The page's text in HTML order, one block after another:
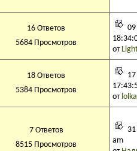
16 Ответов
5684 Просмотров
от
18 Ответов
5384 Просмотров
от lolka
7 Ответов
8515 Просмотров
am